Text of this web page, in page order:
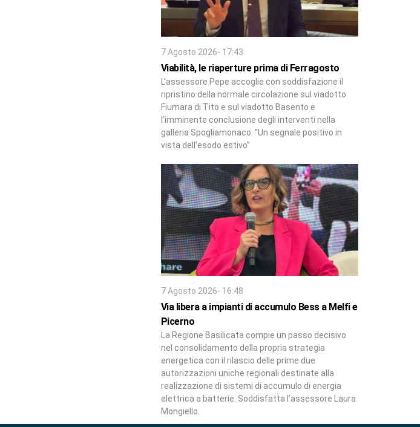
7 Agosto 2026- 17:43
Viabilità, le riaperture prima di Ferragosto
L’assessore Pepe accoglie con soddisfazione il
ripristino della normale circolazione sul viadotto
Fiumara di Tito e sul viadotto Basento e
l’imminente conclusione degli interventi nella
galleria Spogliamonaco: “Un segnale positivo in
vista dell’esodo estivo”
7 Agosto 2026- 16:48
Via libera a impianti di accumulo Bess a Melfi e
Picerno
La Regione Basilicata compie un passo decisivo
nel consolidamento della propria strategia
energetica con il rilascio delle prime due
autorizzazioni uniche regionali destinate alla
realizzazione di sistemi di accumulo di energia
elettrica a batterie. Soddisfatta l’assessore Laura
Mongiello.